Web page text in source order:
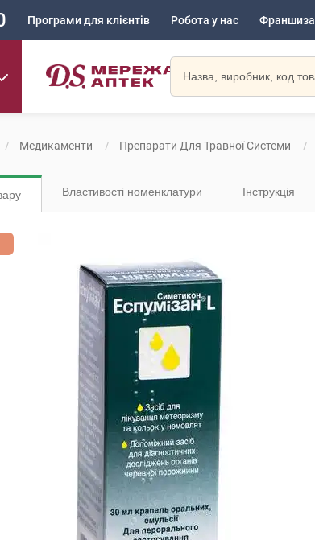
Програми для клієнтів Робота у нас Франшиза
Медикаменти Препарати Для Травної Системи
Властивості номенклатури Інструкція